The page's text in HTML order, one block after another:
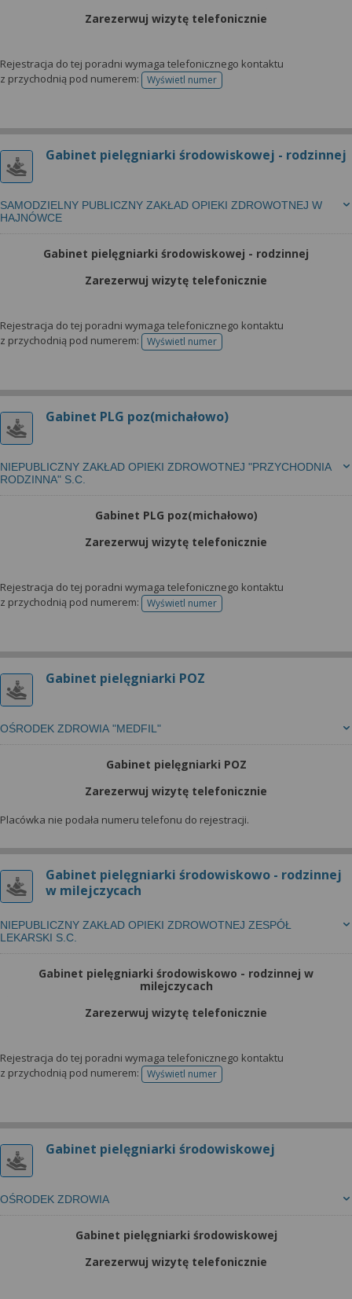
Zarezerwuj wizytę telefonicznie
Rejestracja do tej poradni wymaga telefonicznego kontaktu
z przychodnią pod numerem:
Wyświetl numertelefonu do rejestracji
Gabinet pielęgniarki środowiskowej - rodzinnej
SAMODZIELNY PUBLICZNY ZAKŁAD OPIEKI ZDROWOTNEJ W
HAJNÓWCE
Gabinet pielęgniarki środowiskowej - rodzinnej
Zarezerwuj wizytę telefonicznie
Rejestracja do tej poradni wymaga telefonicznego kontaktu
z przychodnią pod numerem:
Wyświetl numertelefonu do rejestracji
Gabinet PLG poz(michałowo)
NIEPUBLICZNY ZAKŁAD OPIEKI ZDROWOTNEJ "PRZYCHODNIA
RODZINNA" S.C.
Gabinet PLG poz(michałowo)
Zarezerwuj wizytę telefonicznie
Rejestracja do tej poradni wymaga telefonicznego kontaktu
z przychodnią pod numerem:
Wyświetl numertelefonu do rejestracji
Gabinet pielęgniarki POZ
OŚRODEK ZDROWIA "MEDFIL"
Gabinet pielęgniarki POZ
Zarezerwuj wizytę telefonicznie
Placówka nie podała numeru telefonu do rejestracji.
Gabinet pielęgniarki środowiskowo - rodzinnej
w milejczycach
NIEPUBLICZNY ZAKŁAD OPIEKI ZDROWOTNEJ ZESPÓŁ
LEKARSKI S.C.
Gabinet pielęgniarki środowiskowo - rodzinnej w
milejczycach
Zarezerwuj wizytę telefonicznie
Rejestracja do tej poradni wymaga telefonicznego kontaktu
z przychodnią pod numerem:
Wyświetl numertelefonu do rejestracji
Gabinet pielęgniarki środowiskowej
OŚRODEK ZDROWIA
Gabinet pielęgniarki środowiskowej
Zarezerwuj wizytę telefonicznie